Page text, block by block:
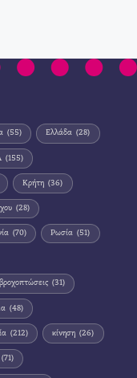
(55) Ελλάδα (28)
(155)
Κρήτη (36)
(28)
(70) Ρωσία (51)
βροχοπτώσεις (31)
(48)
(212) κίνηση (26)
(71)